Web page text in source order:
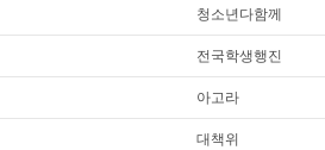
청소년다함께
전국학생행진
아고라
대책위